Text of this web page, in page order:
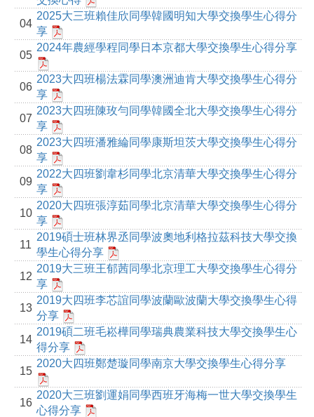
04
2025大三班賴佳欣同學韓國明知大學交換學生心得分
享
05
2024年農經學程同學日本京都大學交換學生心得分享
06
2023大四班楊法霖同學澳洲迪肯大學交換學生心得分
享
07
2023大四班陳玫勻同學韓國全北大學交換學生心得分
享
08
2023大四班潘雅綸同學康斯坦茨大學交換學生心得分
享
09
2022大四班劉韋杉同學北京清華大學交換學生心得分
享
10
2020大四班張淳茹同學北京清華大學交換學生心得分
享
11
2019碩士班林界丞同學波奧地利格拉茲科技大學交換
學生心得分享
12
2019大三班王郁茜同學北京理工大學交換學生心得分
享
13
2019大四班李芯誼同學波蘭歐波蘭大學交換學生心得
分享
14
2019碩二班毛崧樺同學瑞典農業科技大學交換學生心
得分享
15
2020大四班鄭楚璇同學南京大學交換學生心得分享
16
2020大三班劉運娟同學西班牙海梅一世大學交換學生
心得分享